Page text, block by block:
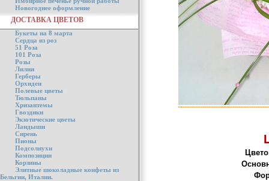
Новогоднее оформление
ДОСТАВКА ЦВЕТОВ
Букеты на 8 марта
Сердца из роз
51 Роза
101 Роза
Розы
Лилии
Герберы
Орхидеи
Полевые цветы
Тюльпаны
Хризантемы
Гвоздики
Экзотические цветы
Ландыши
Сирень
Пионы
Подсолнухи
Композиции
Корзины
Элитные шоколадные конфеты из
Бельгии, Италии.